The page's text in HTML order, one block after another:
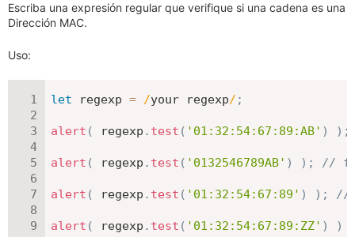
Escriba una expresión regular que verifique si una cadena es una
Dirección MAC.
Uso:
let regexp = /your regexp/ ;
alert ( regexp . test ( '01:32:54:67:89:AB' ) ) ;
alert ( regexp . test ( '0132546789AB' ) ) ; //
alert ( regexp . test ( '01:32:54:67:89' ) ) ; //
alert ( regexp . test ( '01:32:54:67:89:ZZ' ) )